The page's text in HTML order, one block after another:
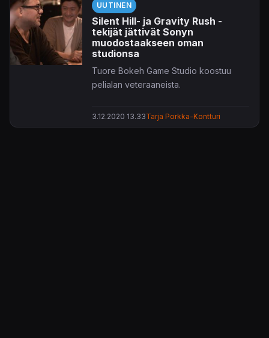
UUTINEN
Silent Hill- ja Gravity Rush -
tekijät jättivät Sonyn
muodostaakseen oman
studionsa
Tuore Bokeh Game Studio koostuu
pelialan veteraaneista.
3.12.2020 13.33Tarja Porkka-Kontturi